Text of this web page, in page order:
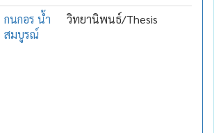
กนกอร น้ำ
สมบูรณ์
วิทยานิพนธ์/Thesis